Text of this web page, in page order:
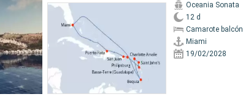
Oceania Sonata
12 d
Camarote balcón
Miami
19/02/2028